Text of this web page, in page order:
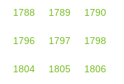
1788 1789 1790
1796 1797 1798
1804 1805 1806